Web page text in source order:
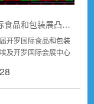
开罗国际食品和包装展凸显非洲食品市场潜力
罗国际食品和包装
及开罗国际会展中心
影响力的食品展会之
天的展会共吸引来自